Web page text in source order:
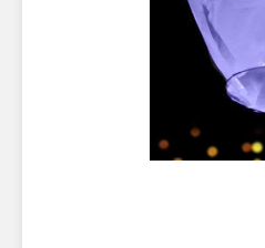
Батареи салютов
Маленькие фейерверки
Супер-фейерверки